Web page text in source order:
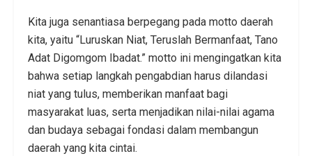
Kita juga senantiasa berpegang pada motto daerah
kita, yaitu “Luruskan Niat, Teruslah Bermanfaat, Tano
Adat Digomgom Ibadat.” motto ini mengingatkan kita
bahwa setiap langkah pengabdian harus dilandasi
niat yang tulus, memberikan manfaat bagi
masyarakat luas, serta menjadikan nilai-nilai agama
dan budaya sebagai fondasi dalam membangun
daerah yang kita cintai.